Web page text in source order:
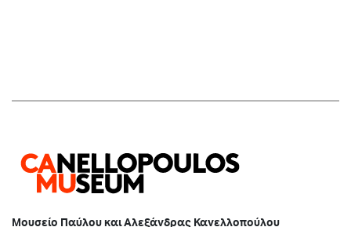
Μουσείο Παύλου και Αλεξάνδρας Κανελλοπούλου